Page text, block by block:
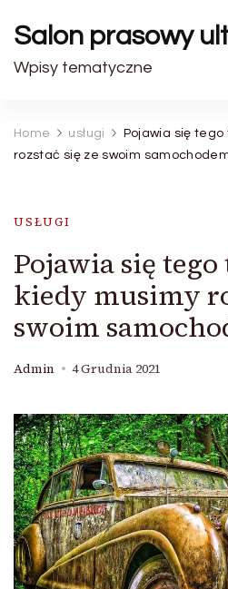
Salon prasowy
Wpisy tematyczne
Home usługi
Pojawia się
rozstać się ze swoim
USŁUGI
Pojawia się
kiedy musimy
swoim
Admin 4 Grudnia 2021